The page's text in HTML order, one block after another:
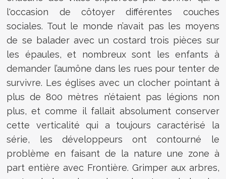
l'occasion de côtoyer différentes couches
sociales. Tout le monde n’avait pas les moyens
de se balader avec un costard trois pièces sur
les épaules, et nombreux sont les enfants à
demander l’aumône dans les rues pour tenter de
survivre. Les églises avec un clocher pointant à
plus de 800 mètres n’étaient pas légions non
plus, et comme il fallait absolument conserver
cette verticalité qui a toujours caractérisé la
série, les développeurs ont contourné le
problème en faisant de la nature une zone à
part entière avec Frontière. Grimper aux arbres,